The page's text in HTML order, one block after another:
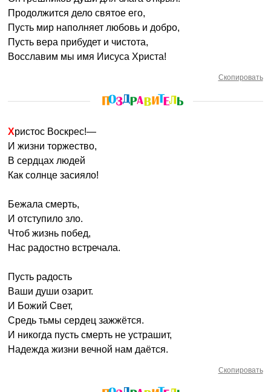
Продолжится дело святое его,
Пусть мир наполняет любовь и добро,
Пусть вера прибудет и чистота,
Восславим мы имя Иисуса Христа!
Скопировать
Христос Воскрес!—
И жизни торжество,
В сердцах людей
Как солнце засияло!
Бежала смерть,
И отступило зло.
Чтоб жизнь побед,
Нас радостно встречала.
Пусть радость
Ваши души озарит.
И Божий Свет,
Средь тьмы сердец зажжётся.
И никогда пусть смерть не устрашит,
Надежда жизни вечной нам даётся.
Скопировать